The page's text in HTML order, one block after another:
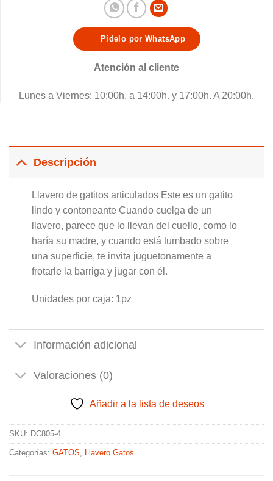
Pídelo por WhatsApp
Atención al cliente
Lunes a Viernes: 10:00h. a 14:00h. y 17:00h. A 20:00h.
Descripción
Llavero de gatitos articulados Este es un gatito
lindo y contoneante Cuando cuelga de un
llavero, parece que lo llevan del cuello, como lo
haría su madre, y cuando está tumbado sobre
una superficie, te invita juguetonamente a
frotarle la barriga y jugar con él.
Unidades por caja: 1pz
Información adicional
Valoraciones (0)
Añadir a la lista de deseos
SKU: DC805-4
Categorías: GATOS, Llavero Gatos